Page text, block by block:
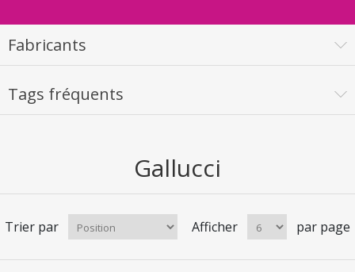
Fabricants
Tags fréquents
Gallucci
Trier par Afficher par page